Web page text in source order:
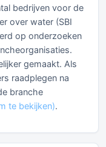
bedrijven voor de
over water (SBI
op onderzoeken
gemaakt. Als
raadplegen na
branche
te bekijken).